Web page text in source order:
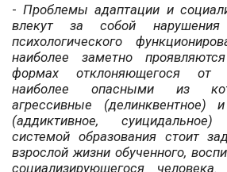
-Проблемы адаптации и
влекут за собой нарушения
психологического
наиболее заметно
формах отклоняющегося от
наиболее опасными из
агрессивные (делинквентное)
(аддиктивное,
системой образования стоит
взрослой жизни обученного,
социализирующегося